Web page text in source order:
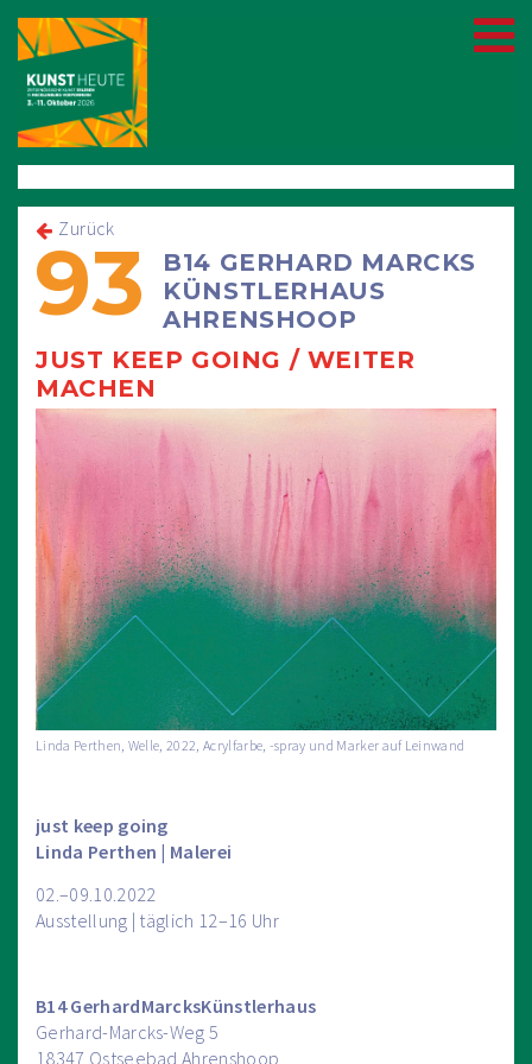
93
B14 GERHARD MARCKS
KÜNSTLERHAUS
AHRENSHOOP
JUST KEEP GOING / WEITER
MACHEN
Linda Perthen, Welle, 2022, Acrylfarbe, -spray und Marker auf Leinwand
just keep going
Linda Perthen | Malerei
02.–09.10.2022
Ausstellung | täglich 12–16 Uhr
B14 GerhardMarcksKünstlerhaus
Gerhard-Marcks-Weg 5
18347 Ostseebad Ahrenshoop
Zurück